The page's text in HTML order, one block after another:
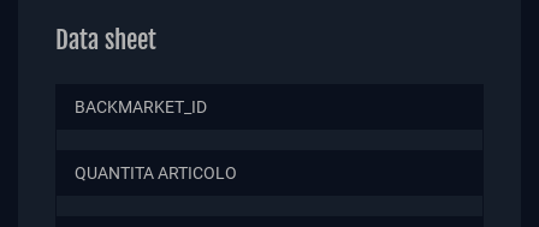
Data sheet
BACKMARKET_ID
QUANTITA ARTICOLO